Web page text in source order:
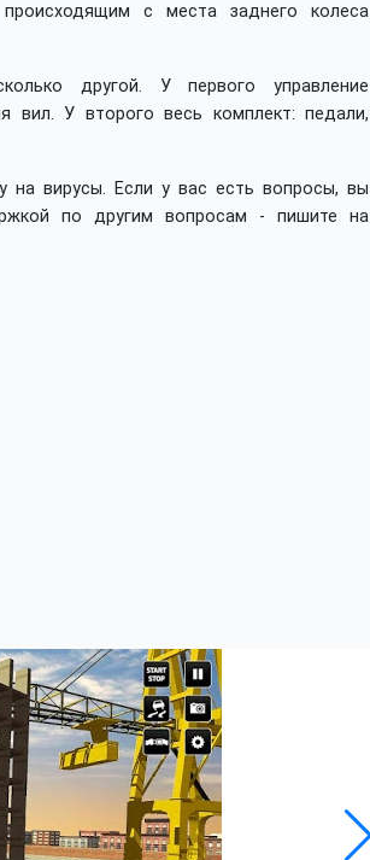
с места заднего колеса
другой. У первого управление
вил. У второго весь комплект: педали,
на вирусы. Если у вас есть вопросы, вы
по другим вопросам - пишите на